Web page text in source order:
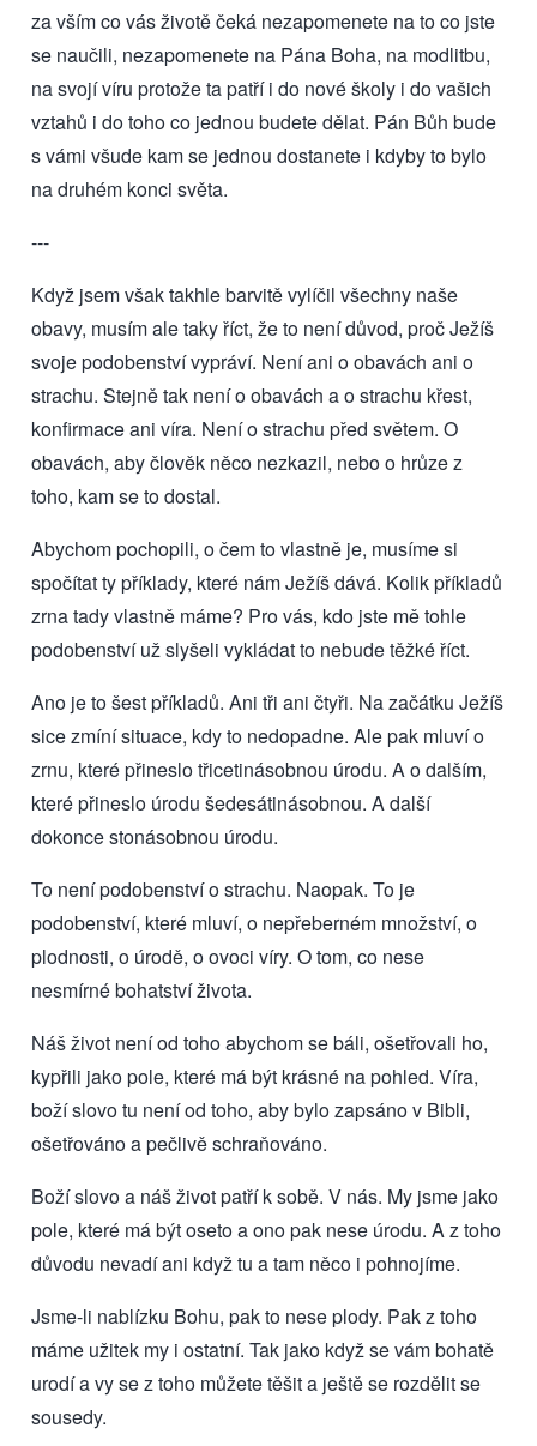
za vším co vás životě čeká nezapomenete na to co jste
se naučili, nezapomenete na Pána Boha, na modlitbu,
na svojí víru protože ta patří i do nové školy i do vašich
vztahů i do toho co jednou budete dělat. Pán Bůh bude
s vámi všude kam se jednou dostanete i kdyby to bylo
na druhém konci světa.
---
Když jsem však takhle barvitě vylíčil všechny naše
obavy, musím ale taky říct, že to není důvod, proč Ježíš
svoje podobenství vypráví. Není ani o obavách ani o
strachu. Stejně tak není o obavách a o strachu křest,
konfirmace ani víra. Není o strachu před světem. O
obavách, aby člověk něco nezkazil, nebo o hrůze z
toho, kam se to dostal.
Abychom pochopili, o čem to vlastně je, musíme si
spočítat ty příklady, které nám Ježíš dává. Kolik příkladů
zrna tady vlastně máme? Pro vás, kdo jste mě tohle
podobenství už slyšeli vykládat to nebude těžké říct.
Ano je to šest příkladů. Ani tři ani čtyři. Na začátku Ježíš
sice zmíní situace, kdy to nedopadne. Ale pak mluví o
zrnu, které přineslo třicetinásobnou úrodu. A o dalším,
které přineslo úrodu šedesátinásobnou. A další
dokonce stonásobnou úrodu.
To není podobenství o strachu. Naopak. To je
podobenství, které mluví, o nepřeberném množství, o
plodnosti, o úrodě, o ovoci víry. O tom, co nese
nesmírné bohatství života.
Náš život není od toho abychom se báli, ošetřovali ho,
kypřili jako pole, které má být krásné na pohled. Víra,
boží slovo tu není od toho, aby bylo zapsáno v Bibli,
ošetřováno a pečlivě schraňováno.
Boží slovo a náš život patří k sobě. V nás. My jsme jako
pole, které má být oseto a ono pak nese úrodu. A z toho
důvodu nevadí ani když tu a tam něco i pohnojíme.
Jsme-li nablízku Bohu, pak to nese plody. Pak z toho
máme užitek my i ostatní. Tak jako když se vám bohatě
urodí a vy se z toho můžete těšit a ještě se rozdělit se
sousedy.